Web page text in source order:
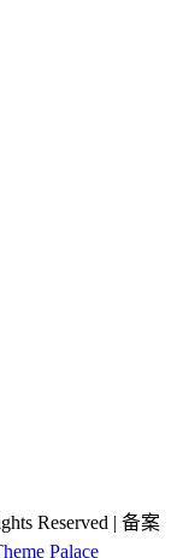
Reserved | 备案
Palace